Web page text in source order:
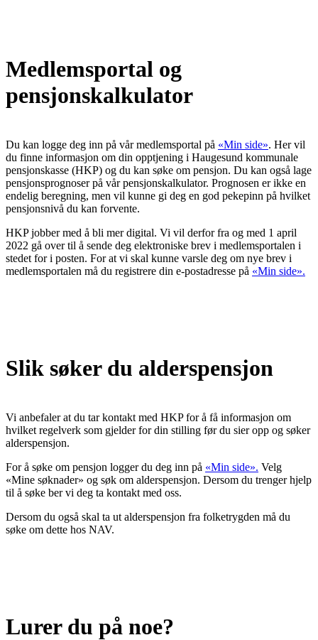
Medlemsportal og
pensjonskalkulator
Du kan logge deg inn på vår medlemsportal på «Min side». Her vil
du finne informasjon om din opptjening i Haugesund kommunale
pensjonskasse (HKP) og du kan søke om pensjon. Du kan også lage
pensjonsprognoser på vår pensjonskalkulator. Prognosen er ikke en
endelig beregning, men vil kunne gi deg en god pekepinn på hvilket
pensjonsnivå du kan forvente.
HKP jobber med å bli mer digital. Vi vil derfor fra og med 1 april
2022 gå over til å sende deg elektroniske brev i medlemsportalen i
stedet for i posten. For at vi skal kunne varsle deg om nye brev i
medlemsportalen må du registrere din e-postadresse på «Min side».
Slik søker du alderspensjon
Vi anbefaler at du tar kontakt med HKP for å få informasjon om
hvilket regelverk som gjelder for din stilling før du sier opp og søker
alderspensjon.
For å søke om pensjon logger du deg inn på «Min side». Velg
«Mine søknader» og søk om alderspensjon. Dersom du trenger hjelp
til å søke ber vi deg ta kontakt med oss.
Dersom du også skal ta ut alderspensjon fra folketrygden må du
søke om dette hos NAV.
Lurer du på noe?